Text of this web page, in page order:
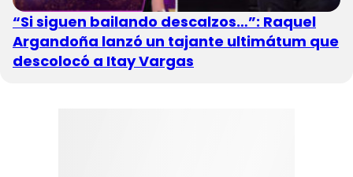
“Si siguen bailando descalzos…”: Raquel
Argandoña lanzó un tajante ultimátum que
descolocó a Itay Vargas